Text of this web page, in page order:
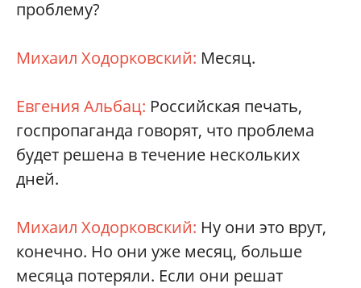
проблему?
Михаил Ходорковский: Месяц.
Евгения Альбац: Российская печать,
госпропаганда говорят, что проблема
будет решена в течение нескольких
дней.
Михаил Ходорковский: Ну они это врут,
конечно. Но они уже месяц, больше
месяца потеряли. Если они решат